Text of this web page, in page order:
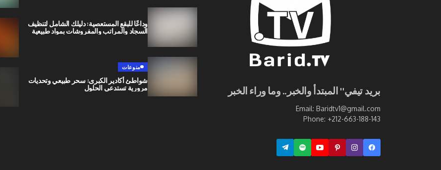
بريد تيفي" المبتدأ والخبر.. وما وراء الخبر
Email: Baridtv1@gmail.com
Phone: +212-663-188-143
وداعًا للبقع المستعصية: دليلك الشامل لتنظيف
السجاد والمراتب والمفروشات بمواد طبيعية
منوعات
شواطئ أكادير الكبرى: سحر طبيعي وتحديات
مرورية تستدعي الحلول